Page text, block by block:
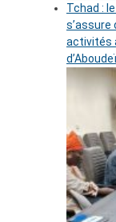
Tchad :
s’assure
activités